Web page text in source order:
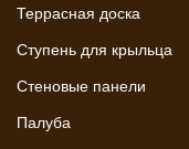
Террасная доска
Ступень для крыльца
Стеновые панели
Палуба